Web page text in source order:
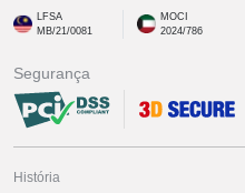
LFSA
MB/21/0081
MOCI
2024/786
Segurança
História